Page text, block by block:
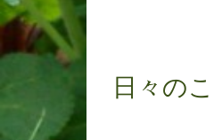
日々の